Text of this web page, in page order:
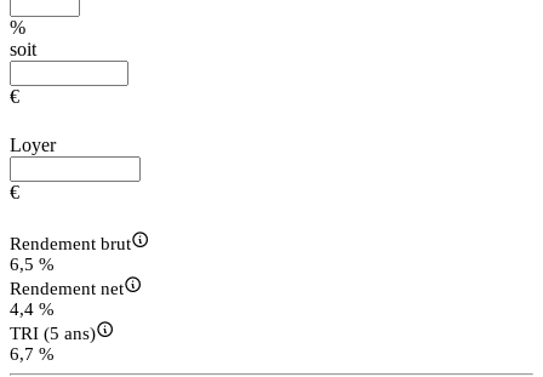
%
soit
€
Loyer
€
Rendement brut
6,5 %
Rendement net
4,4 %
TRI (5 ans)
6,7 %